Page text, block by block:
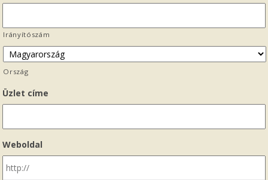
Irányítószám
Ország
Üzlet címe
Weboldal